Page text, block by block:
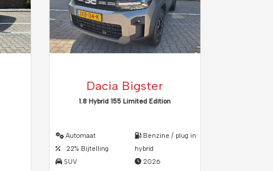
Dacia Bigster
1.8 Hybrid 155 Limited Edition
Automaat
22% Bijtelling
SUV
Benzine / plug in
hybrid
2026